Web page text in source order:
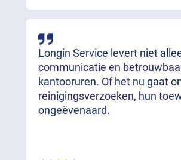
Longin Service levert niet
communicatie en
kantooruren. Of het nu gaat
reinigingsverzoeken, hun
ongeëvenaard.